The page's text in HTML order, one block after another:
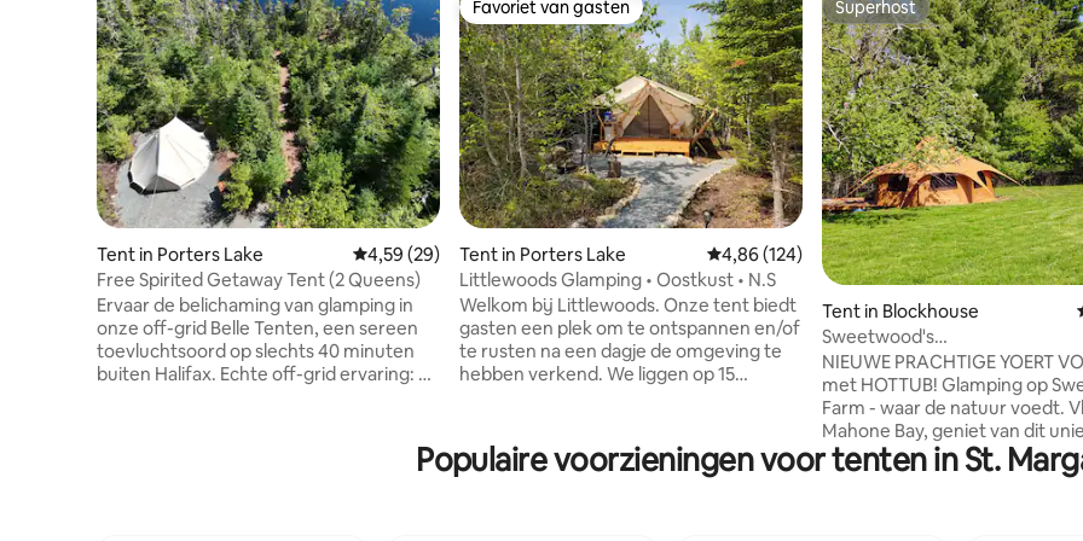
Tent in Porters Lake Gemiddelde beoordeling van 4,59 uit 5, 29 recensies
4,59 (29)
Free Spirited Getaway Tent (2 Queens)
Ervaar de belichaming van glamping in
onze off-grid Belle Tenten, een sereen
toevluchtsoord op slechts 40 minuten
buiten Halifax. Echte off-grid ervaring: —
grind — Minimale mobiele service en wifi:
bewaar aankomstinformatie Kenmerken
Favoriet van gasten
Favoriet van gasten
Tent in Porters Lake Gemiddelde beoordeling van 4,86 uit 5, 124
4,86 (124)
Littlewoods Glamping • Oostkust • N.S
Welkom bij Littlewoods. Onze tent biedt
gasten een plek om te ontspannen en/of
te rusten na een dagje de omgeving te
hebben verkend. We liggen op 15
en 5 minuten naar essentiële
voorzieningen. Slechts 40 minuten van
Superhost
Superhost
Tent in Blockhouse
Sweetwood's
MahoneBay
NIEUWE PRACHTIGE YOERT
met HOTTUB! Glamping op
Farm - waar de natuur voedt.
Mahone Bay, geniet van dit
erfgoedreservaat voor geiten.
biedt plaats aan maximaal vier
Populaire voorzieningen voor tenten in St.